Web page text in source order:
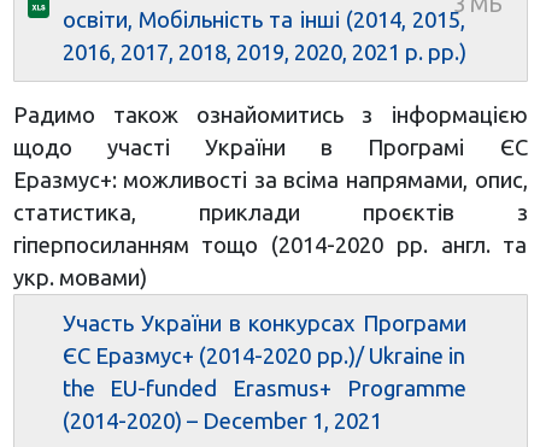
освіти, Мобільність та інші (2014, 2015,
2016, 2017, 2018, 2019, 2020, 2021 р. рр.)
Радимо також ознайомитись з інформацією
щодо участі України в Програмі ЄС
Еразмус+: можливості за всіма напрямами, опис,
статистика, приклади проєктів з
гіперпосиланням тощо (2014-2020 рр. англ. та
укр. мовами)
Участь України в конкурсах Програми
ЄС Еразмус+ (2014-2020 рр.)/ Ukraine in
the EU-funded Erasmus+ Programme
(2014-2020) – December 1, 2021